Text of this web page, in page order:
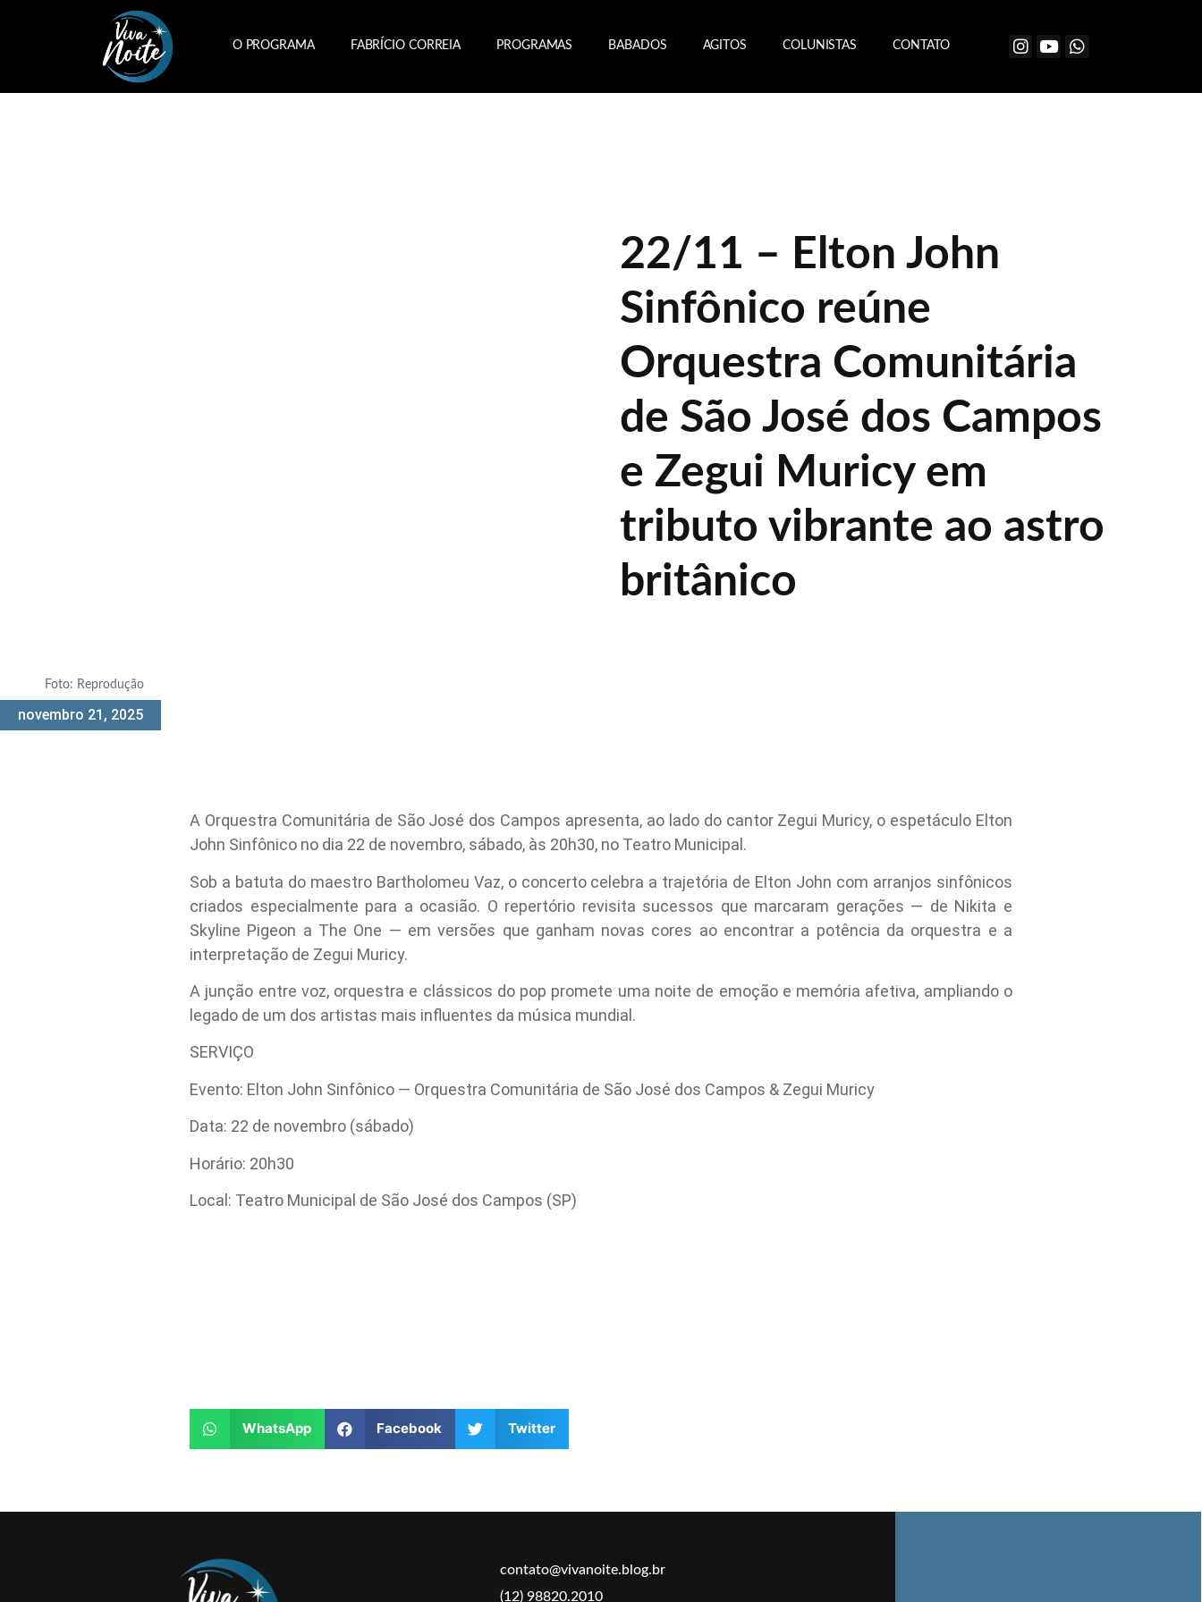
O PROGRAMA FABRÍCIO CORREIA PROGRAMAS BABADOS AGITOS COLUNISTAS CONTATO
Foto: Reprodução
novembro 21, 2025
22/11 – Elton John
Sinfônico reúne
Orquestra Comunitária
de São José dos Campos
e Zegui Muricy em
tributo vibrante ao astro
britânico
A Orquestra Comunitária de São José dos Campos apresenta, ao lado do cantor Zegui Muricy, o espetáculo Elton
John Sinfônico no dia 22 de novembro, sábado, às 20h30, no Teatro Municipal.
Sob a batuta do maestro Bartholomeu Vaz, o concerto celebra a trajetória de Elton John com arranjos sinfônicos
criados especialmente para a ocasião. O repertório revisita sucessos que marcaram gerações — de Nikita e
Skyline Pigeon a The One — em versões que ganham novas cores ao encontrar a potência da orquestra e a
interpretação de Zegui Muricy.
A junção entre voz, orquestra e clássicos do pop promete uma noite de emoção e memória afetiva, ampliando o
legado de um dos artistas mais influentes da música mundial.
SERVIÇO
Evento: Elton John Sinfônico — Orquestra Comunitária de São José dos Campos & Zegui Muricy
Data: 22 de novembro (sábado)
Horário: 20h30
Local: Teatro Municipal de São José dos Campos (SP)
WhatsApp Facebook Twitter
contato@vivanoite.blog.br
(12) 98820.2010